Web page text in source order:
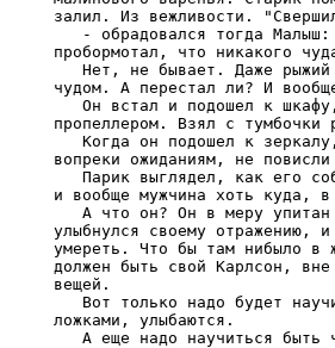
залил. Из вежливости.
- обрадовался тогда
пробормотал, что никакого
Нет, не бывает. Даже
чудом. А перестал ли? И
Он встал и подошел к
пропеллером. Взял с тумбочки
Когда он подошел к
вопреки ожиданиям, не
Парик выглядел, как его
и вообще мужчина хоть куда,
А что он? Он в меру
улыбнулся своему отражению,
умереть. Что бы там нибыло в
должен быть свой Карлсон,
вещей.
Вот только надо будет
ложками, улыбаются.
А еще надо научиться быть